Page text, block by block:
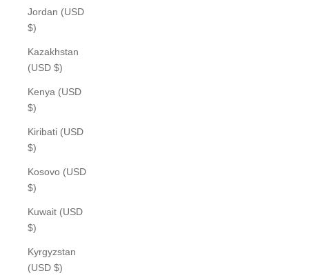
Jordan (USD
$)
Kazakhstan
(USD $)
Kenya (USD
$)
Kiribati (USD
$)
Kosovo (USD
$)
Kuwait (USD
$)
Kyrgyzstan
(USD $)